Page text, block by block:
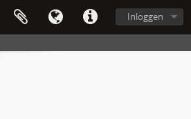
Inloggen